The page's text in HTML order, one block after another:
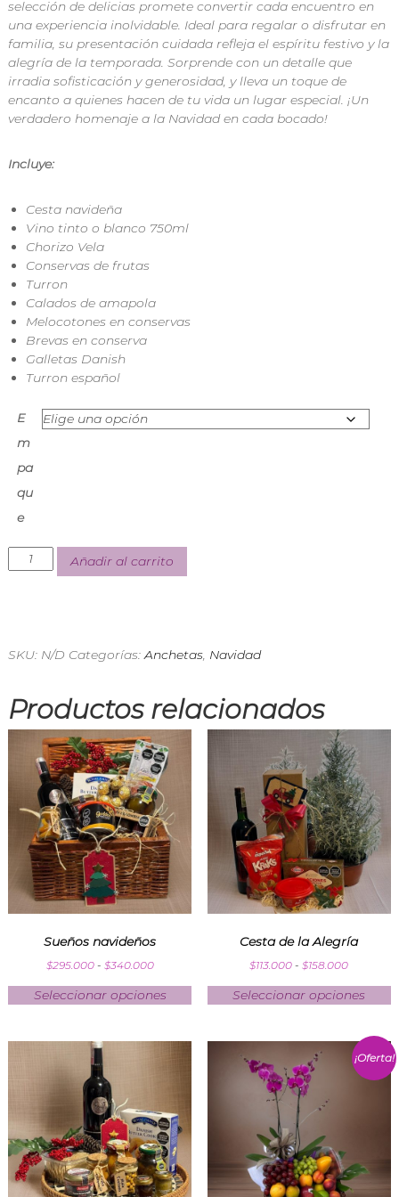
n
d
i
a
E
r
selección de delicias promete convertir cada encuentro en
una experiencia inolvidable. Ideal para regalar o disfrutar en
familia, su presentación cuidada refleja el espíritu festivo y la
alegría de la temporada. Sorprende con un detalle que
irradia sofisticación y generosidad, y lleva un toque de
encanto a quienes hacen de tu vida un lugar especial. ¡Un
verdadero homenaje a la Navidad en cada bocado!
Incluye:
Cesta navideña
Vino tinto o blanco 750ml
Chorizo Vela
Conservas de frutas
Turron
Calados de amapola
Melocotones en conservas
Brevas en conserva
Galletas Danish
Turron español
E
m
pa
qu
e
Añadir al carrito
SKU: N/D Categorías:Anchetas, Navidad
Productos relacionados
Sueños navideños
$295.000 - $340.000
Seleccionar opciones
Cesta de la Alegría
$113.000 - $158.000
Seleccionar opciones
¡Oferta!